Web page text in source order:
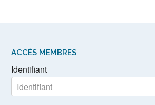
ACCÈS MEMBRES
Identifiant